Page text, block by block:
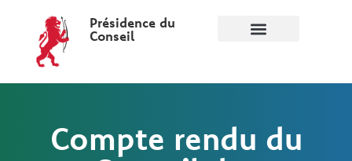
Présidence du
Conseil
Compte rendu du